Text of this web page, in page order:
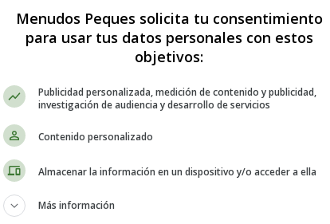
Menudos Peques solicita tu consentimiento
para usar tus datos personales con estos
objetivos:
Publicidad personalizada, medición de contenido y publicidad,
investigación de audiencia y desarrollo de servicios
Contenido personalizado
Almacenar la información en un dispositivo y/o acceder a ella
Más información